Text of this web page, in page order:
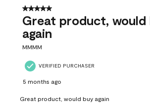
5 out of 5 stars.
Great product, would
again
MMMM
VERIFIED PURCHASER
5 months ago
Great product, would buy again